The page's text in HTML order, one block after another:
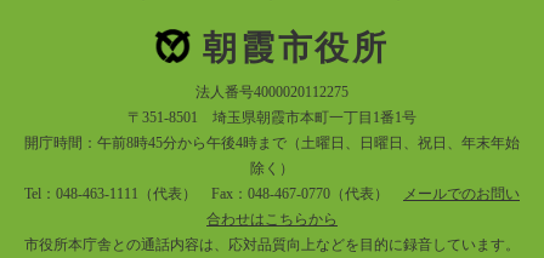
朝霞市役所
法人番号4000020112275
〒351-8501 埼玉県朝霞市本町一丁目1番1号
開庁時間：午前8時45分から午後4時まで（土曜日、日曜日、祝日、年末年始
除く）
Tel：048-463-1111（代表） Fax：048-467-0770（代表）
メールでのお問い
合わせはこちらから
市役所本庁舎との通話内容は、応対品質向上などを目的に録音しています。